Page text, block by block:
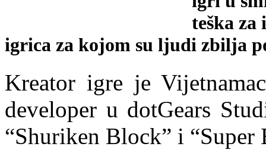
teška za
igrica za kojom su ljudi zbilja
Kreator igre je
developer u dotGears
“Shuriken Block” i “Super